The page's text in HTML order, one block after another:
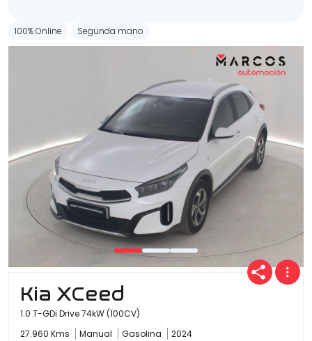
100% Online Segunda mano
Kia XCeed
1.0 T-GDi Drive 74kW (100CV)
27.960 Kms
Manual Gasolina 2024